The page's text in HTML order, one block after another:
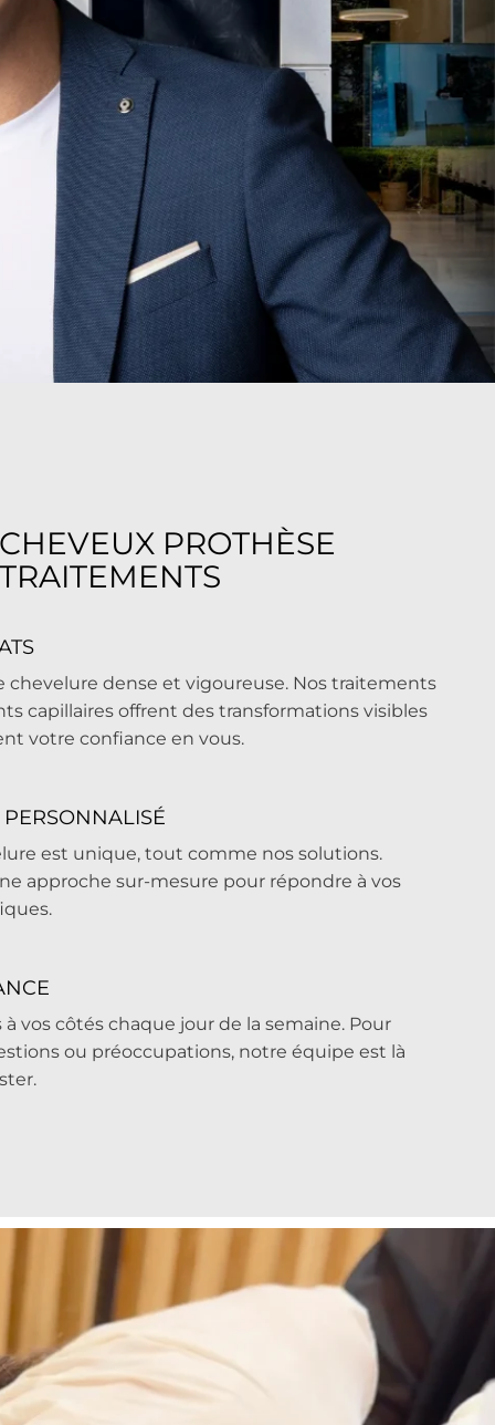
PROTHÈSE
chevelure dense et vigoureuse. Nos traitements
capillaires offrent des transformations visibles
votre confiance en vous.
est unique, tout comme nos solutions.
approche sur-mesure pour répondre à vos
vos côtés chaque jour de la semaine. Pour
ou préoccupations, notre équipe est là